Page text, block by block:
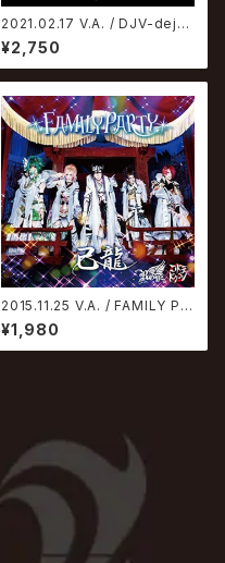
2021.02.17 V.A. / DJV-dejav
u-3
¥2,750
2015.11.25 V.A. / FAMILY PA
RTY【Type-B】
¥1,980